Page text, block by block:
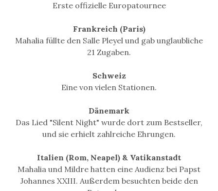
Erste offizielle Europatournee
Frankreich (Paris)
Mahalia füllte den Salle Pleyel und gab unglaubliche
21 Zugaben.
Schweiz
Eine von vielen Stationen.
Dänemark
Das Lied "Silent Night" wurde dort zum Bestseller,
und sie erhielt zahlreiche Ehrungen.
Italien (Rom, Neapel) & Vatikanstadt
Mahalia und Mildre hatten eine Audienz bei Papst
Johannes XXIII. Außerdem besuchten beide den